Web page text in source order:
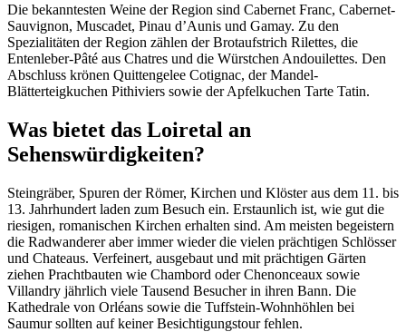
Die bekanntesten Weine der Region sind Cabernet Franc, Cabernet-
Sauvignon, Muscadet, Pinau d’Aunis und Gamay. Zu den
Spezialitäten der Region zählen der Brotaufstrich Rilettes, die
Entenleber-Pâté aus Chatres und die Würstchen Andouilettes. Den
Abschluss krönen Quittengelee Cotignac, der Mandel-
Blätterteigkuchen Pithiviers sowie der Apfelkuchen Tarte Tatin.
Was bietet das Loiretal an
Sehenswürdigkeiten?
Steingräber, Spuren der Römer, Kirchen und Klöster aus dem 11. bis
13. Jahrhundert laden zum Besuch ein. Erstaunlich ist, wie gut die
riesigen, romanischen Kirchen erhalten sind. Am meisten begeistern
die Radwanderer aber immer wieder die vielen prächtigen Schlösser
und Chateaus. Verfeinert, ausgebaut und mit prächtigen Gärten
ziehen Prachtbauten wie Chambord oder Chenonceaux sowie
Villandry jährlich viele Tausend Besucher in ihren Bann. Die
Kathedrale von Orléans sowie die Tuffstein-Wohnhöhlen bei
Saumur sollten auf keiner Besichtigungstour fehlen.